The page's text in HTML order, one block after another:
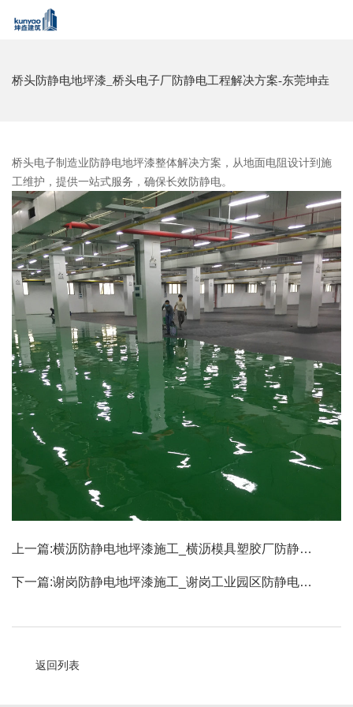
桥头防静电地坪漆_桥头电子厂防静电工程解决方案-东莞坤垚
桥头电子制造业防静电地坪漆整体解决方案，从地面电阻设计到施
工维护，提供一站式服务，确保长效防静电。
上一篇:横沥防静电地坪漆施工_横沥模具塑胶厂防静…
下一篇:谢岗防静电地坪漆施工_谢岗工业园区防静电…
返回列表